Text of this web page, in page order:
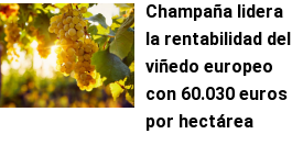
Champaña lidera
la rentabilidad del
viñedo europeo
con 60.030 euros
por hectárea